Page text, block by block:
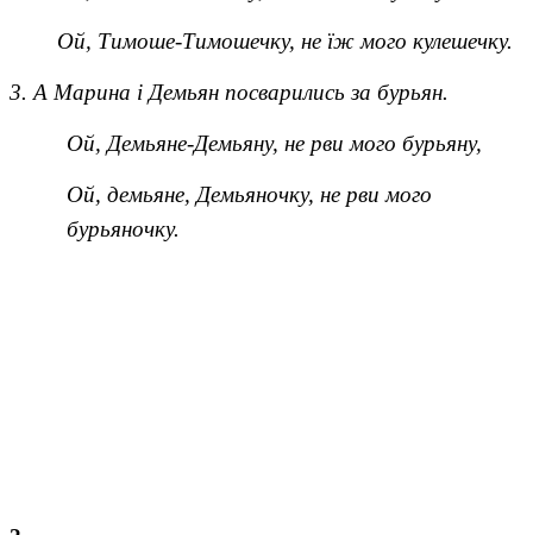
Ой, Тимоше-Тимошечку, не їж мого кулешечку.
3. А Марина і Демьян посварились за бурьян.
Ой, Демьяне-Демьяну, не рви мого бурьяну,
Ой, демьяне, Демьяночку, не рви мого
бурьяночку.